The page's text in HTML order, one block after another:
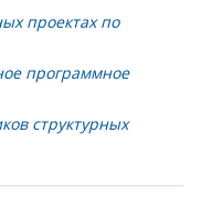
проектах по
программное
структурных